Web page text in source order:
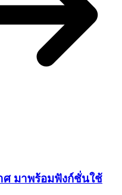
ศ มาพร้อมฟังก์ชั่นใช้